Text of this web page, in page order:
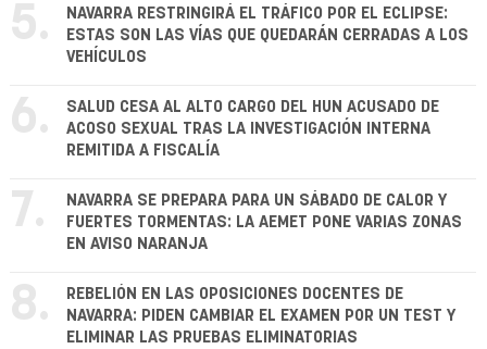
5.
NAVARRA RESTRINGIRÁ EL TRÁFICO POR EL ECLIPSE:
ESTAS SON LAS VÍAS QUE QUEDARÁN CERRADAS A LOS
VEHÍCULOS
6.
SALUD CESA AL ALTO CARGO DEL HUN ACUSADO DE
ACOSO SEXUAL TRAS LA INVESTIGACIÓN INTERNA
REMITIDA A FISCALÍA
7.
NAVARRA SE PREPARA PARA UN SÁBADO DE CALOR Y
FUERTES TORMENTAS: LA AEMET PONE VARIAS ZONAS
EN AVISO NARANJA
8.
REBELIÓN EN LAS OPOSICIONES DOCENTES DE
NAVARRA: PIDEN CAMBIAR EL EXAMEN POR UN TEST Y
ELIMINAR LAS PRUEBAS ELIMINATORIAS